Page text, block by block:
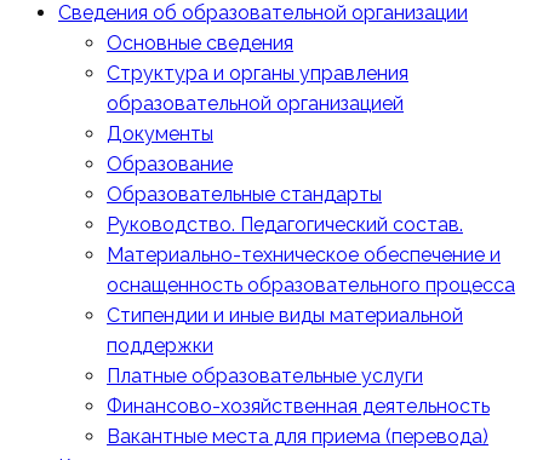
Сведения об образовательной организации
Основные сведения
Структура и органы управления
образовательной организацией
Документы
Образование
Образовательные стандарты
Руководство. Педагогический состав.
Материально-техническое обеспечение и
оснащенность образовательного процесса
Стипендии и иные виды материальной
поддержки
Платные образовательные услуги
Финансово-хозяйственная деятельность
Вакантные места для приема (перевода)